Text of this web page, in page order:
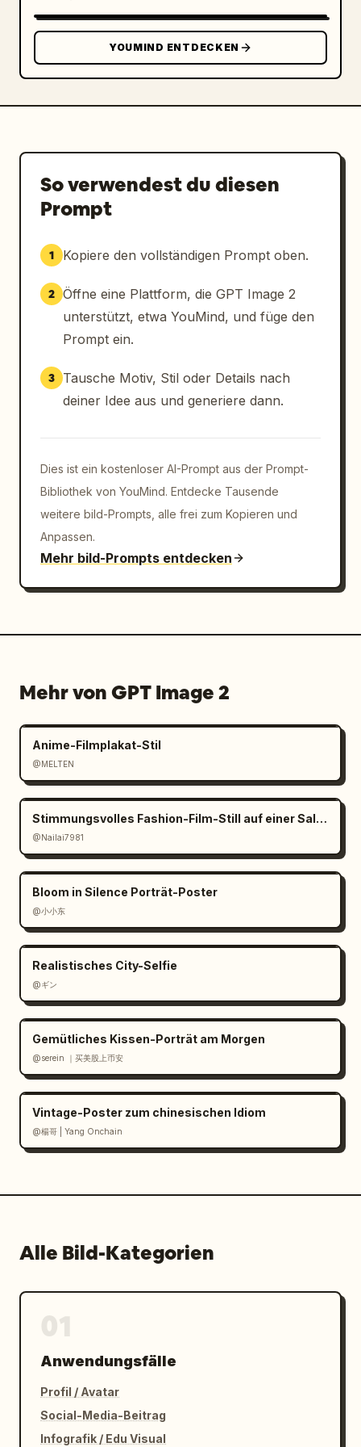
Seitenverhältnis:
YOUMIND ENTDECKEN
So verwendest du diesen
Prompt
1 Kopiere den vollständigen Prompt oben.
2 Öffne eine Plattform, die GPT Image 2
unterstützt, etwa YouMind, und füge den
Prompt ein.
3
Tausche Motiv, Stil oder Details nach
deiner Idee aus und generiere dann.
Dies ist ein kostenloser AI-Prompt aus der Prompt-
Bibliothek von YouMind. Entdecke Tausende
weitere bild-Prompts, alle frei zum Kopieren und
Anpassen.
Mehr bild-Prompts entdecken
Mehr von GPT Image 2
Anime-Filmplakat-Stil
@MELTEN
Stimmungsvolles Fashion-Film-Still auf einer Salzpfanne
@Nailai7981
Bloom in Silence Porträt-Poster
@小小东
Realistisches City-Selfie
@ギン
Gemütliches Kissen-Porträt am Morgen
@serein ｜买美股上币安
Vintage-Poster zum chinesischen Idiom
@楊哥 | Yang Onchain
Alle Bild-Kategorien
Anwendungsfälle
Profil / Avatar
Social-Media-Beitrag
Infografik / Edu Visual